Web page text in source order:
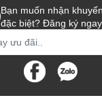
Bạn muốn nhận
đặc biệt? Đăng ký ngay.